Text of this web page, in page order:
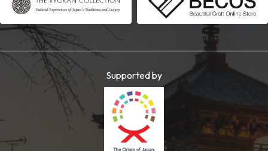
Supported by